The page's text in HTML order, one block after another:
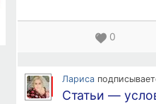
0
Лариса
Статьи —